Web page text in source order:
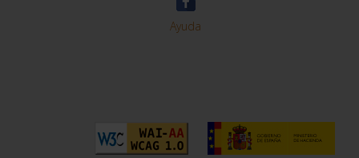
Ayuda